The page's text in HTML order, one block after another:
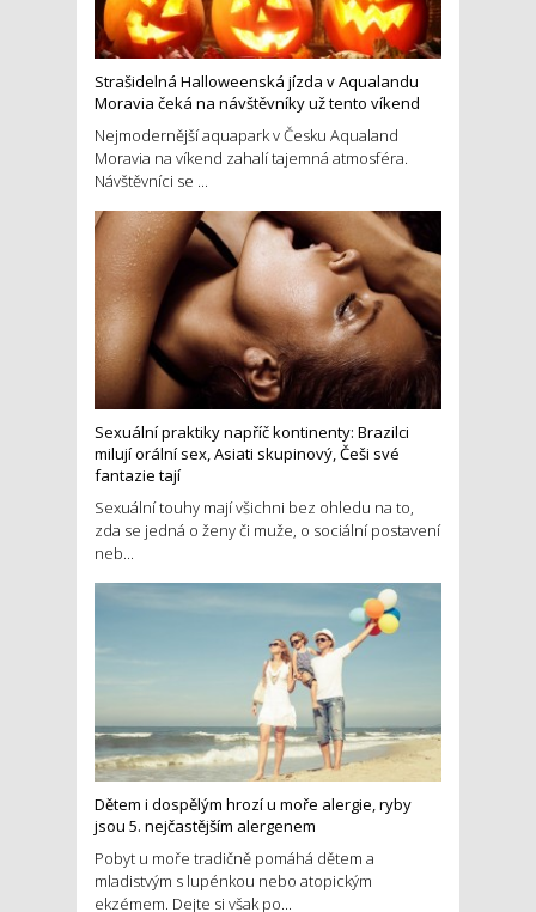
Strašidelná Halloweenská jízda v Aqualandu
Moravia čeká na návštěvníky už tento víkend
Nejmodernější aquapark v Česku Aqualand
Moravia na víkend zahalí tajemná atmosféra.
Návštěvníci se ...
Sexuální praktiky napříč kontinenty: Brazilci
milují orální sex, Asiati skupinový, Češi své
fantazie tají
Sexuální touhy mají všichni bez ohledu na to,
zda se jedná o ženy či muže, o sociální postavení
neb...
Dětem i dospělým hrozí u moře alergie, ryby
jsou 5. nejčastějším alergenem
Pobyt u moře tradičně pomáhá dětem a
mladistvým s lupénkou nebo atopickým
ekzémem. Dejte si však po...